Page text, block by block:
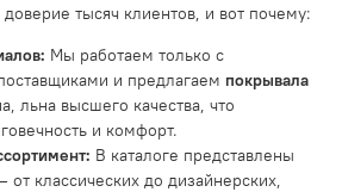
тысяч клиентов, и вот почему:
Мы работаем только с
и предлагаем покрывала
льна высшего качества, что
и комфорт.
В каталоге представлены
классических до дизайнерских,